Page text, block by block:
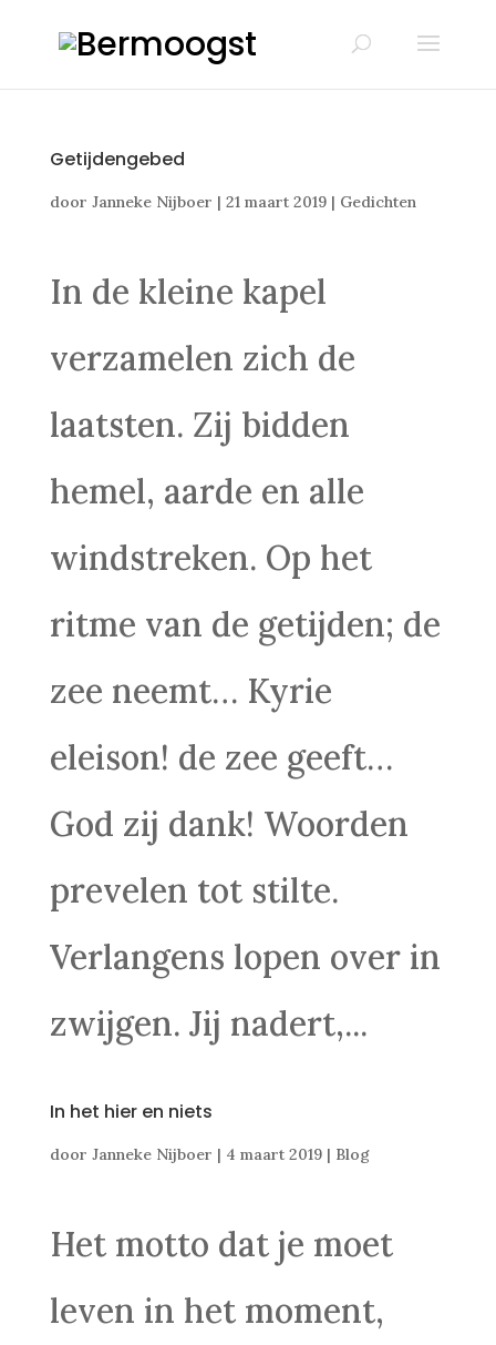
Getijdengebed
door Janneke Nijboer | 21 maart 2019| Gedichten
In de kleine kapel
verzamelen zich de
laatsten. Zij bidden
hemel, aarde en alle
windstreken. Op het
ritme van de getijden; de
zee neemt… Kyrie
eleison! de zee geeft…
God zij dank! Woorden
prevelen tot stilte.
Verlangens lopen over in
zwijgen. Jij nadert,...
In het hier en niets
door Janneke Nijboer | 4 maart 2019| Blog
Het motto dat je moet
leven in het moment,